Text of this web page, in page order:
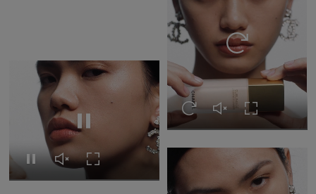
Tạm dừng video
Tạm dừng video
Mở tiếng videoMở Tràn màn hình
Xem lại video
Xem lại videoMở tiếng video
Mở Tràn màn